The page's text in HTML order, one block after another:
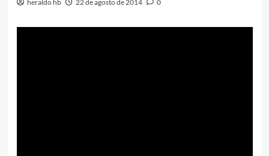
heraldo hb 22 de agosto de 2014 0